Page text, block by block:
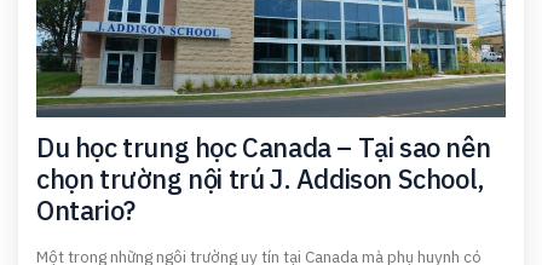
Du học trung học Canada – Tại sao nên
chọn trường nội trú J. Addison School,
Ontario?
Một trong những ngôi trường uy tín tại Canada mà phụ huynh có